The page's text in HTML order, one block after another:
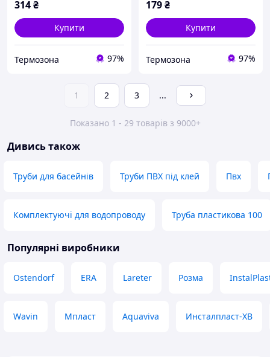
314₴
Купити
Термозона 97%
179₴
Купити
Термозона 97%
1 2 3 ...
Показано 1 - 29 товарів з 9000+
Дивись також
Труби для басейнів Труби ПВХ під клей Пвх
Комплектуючі для водопроводу Труба пластикова 100
Популярні виробники
Ostendorf ERA Lareter Розма
Wavin Мпласт Aquaviva Инсталпласт-ХВ